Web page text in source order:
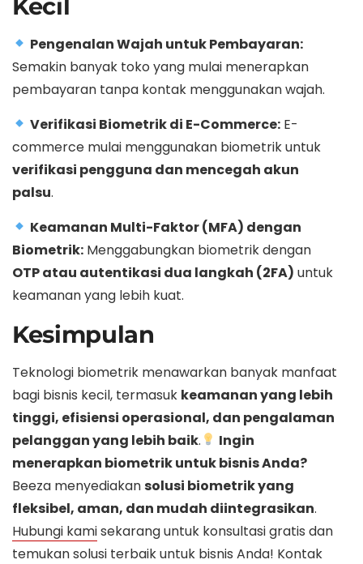
Kecil
Pengenalan Wajah untuk Pembayaran:
Semakin banyak toko yang mulai menerapkan
pembayaran tanpa kontak menggunakan wajah.
Verifikasi Biometrik di E-Commerce: E-
commerce mulai menggunakan biometrik untuk
verifikasi pengguna dan mencegah akun
palsu.
Keamanan Multi-Faktor (MFA) dengan
Biometrik: Menggabungkan biometrik dengan
OTP atau autentikasi dua langkah (2FA) untuk
keamanan yang lebih kuat.
Kesimpulan
Teknologi biometrik menawarkan banyak manfaat
bagi bisnis kecil, termasuk keamanan yang lebih
tinggi, efisiensi operasional, dan pengalaman
pelanggan yang lebih baik.
Ingin
menerapkan biometrik untuk bisnis Anda?
Beeza menyediakansolusi biometrik yang
fleksibel, aman, dan mudah diintegrasikan.
Hubungi kamisekarang untuk konsultasi gratis dan
temukan solusi terbaik untuk bisnis Anda! Kontak